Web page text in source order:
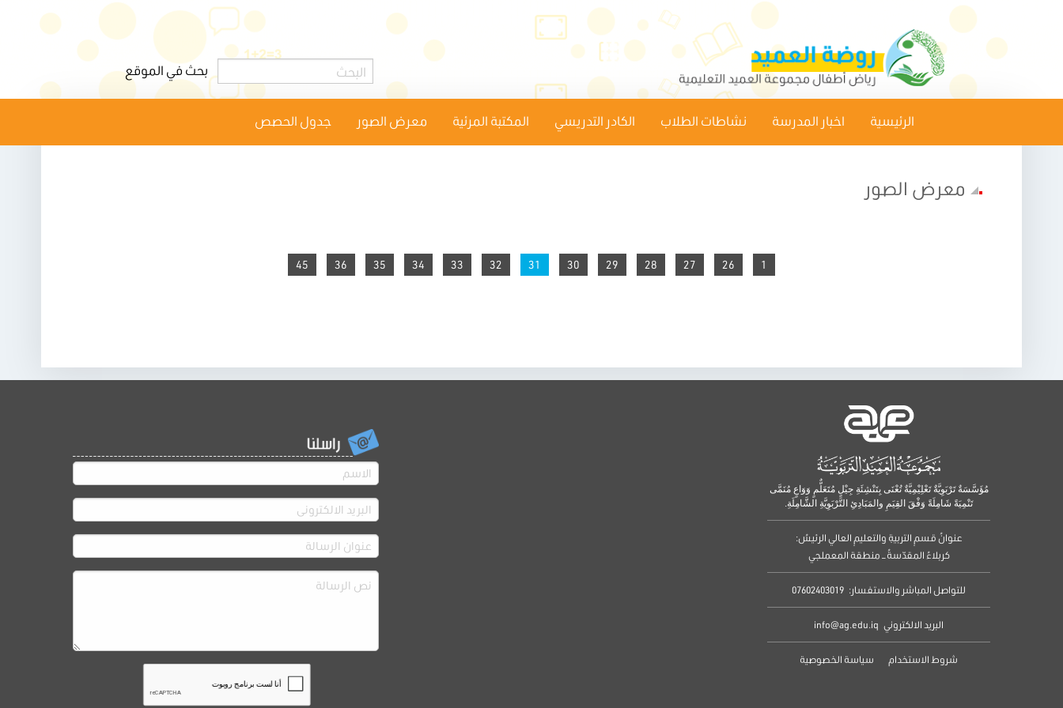
الرئيسية اخبار المدرسة نشاطات الطلاب الكادر التدريسي المكتبة المرئية معرض الصور جدول الحصص
معرض الصور
1
26
27
28
29
30
You're on page
31
32
33
34
35
36
45
مُؤَسَّسَةٌ تَرْبَوِيَّةٌ تَعْلِيْمِيَّةٌ تُعْنَى بِتَنْشِئَةِ جِيْلٍ مُتَعَلٌّمٍ وَوَاعٍ مُنَمَّى
تَنْمِيَةً شَامِلَةً وَفْقَ القِيَمِ والمَبَادِئِ التَّرْبَوِيَّةِ الشَّامِلَةِ.
عنوانُ قسمِ التربيةِ والتعليمِ العالي الرئيسُ:
كربلاءُ المقدّسةُ – منطقة المعملجي
للتواصل المباشر والاستفسار: 07602403019
البريد الالكتروني info@ag.edu.iq
شروط الاستخدام سياسة الخصوصية